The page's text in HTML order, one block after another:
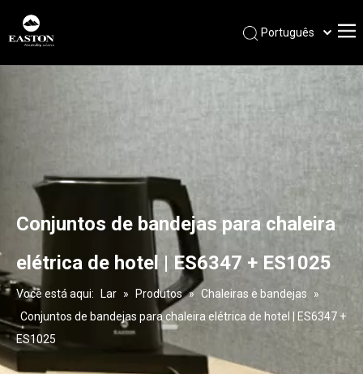
Português
Français
English
Conjuntos de bandejas para chaleira
elétrica de hotel | ES6347 + ES1025
Você está aqui: Lar » Produtos » Chaleiras e bandejas
»
Conjuntos de bandejas para chaleira elétrica de hotel | ES6347 +
ES1025